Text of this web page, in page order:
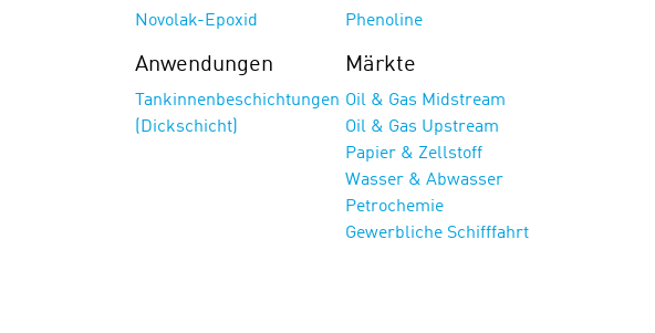
Novolak-Epoxid Phenoline
Anwendungen
Tankinnenbeschichtungen
(Dickschicht)
Märkte
Oil & Gas Midstream
Oil & Gas Upstream
Papier & Zellstoff
Wasser & Abwasser
Petrochemie
Gewerbliche Schifffahrt